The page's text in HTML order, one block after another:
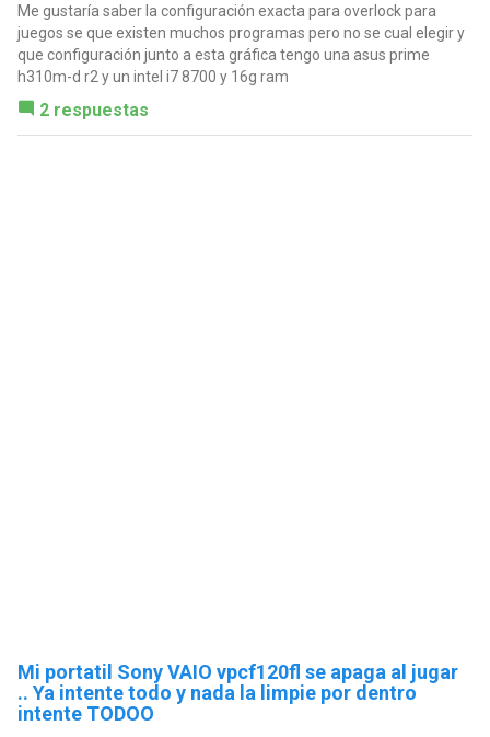
Me gustaría saber la configuración exacta para overlock para
juegos se que existen muchos programas pero no se cual elegir y
que configuración junto a esta gráfica tengo una asus prime
h310m-d r2 y un intel i7 8700 y 16g ram
2 respuestas
Mi portatil Sony VAIO vpcf120fl se apaga al jugar
.. Ya intente todo y nada la limpie por dentro
intente TODOO